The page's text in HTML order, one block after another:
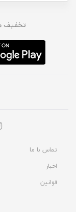
تخفیف
تماس با ما
اخبار
قوانین